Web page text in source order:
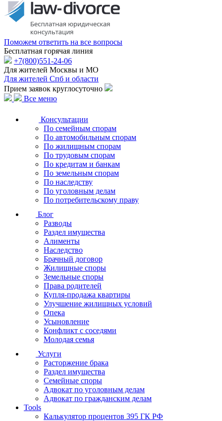
Поможем ответить на все вопросы
Бесплатная горячая линия
+7(800)551-24-06
Для жителей Москвы и МО
Для жителей Спб и области
Прием заявок круглосуточно
Все меню
Консультации
По семейным спорам
По автомобильным спорам
По жилищным спорам
По трудовым спорам
По кредитам и банкам
По земельным спорам
По наследству
По уголовным делам
По потребительскому праву
Блог
Разводы
Раздел имущества
Алименты
Наследство
Брачный договор
Жилищные споры
Земельные споры
Права родителей
Купля-продажа квартиры
Улучшение жилищных условий
Опека
Усыновление
Конфликт с соседями
Молодая семья
Услуги
Расторжение брака
Раздел имущества
Семейные споры
Адвокат по уголовным делам
Адвокат по гражданским делам
Tools
Калькулятор процентов 395 ГК РФ